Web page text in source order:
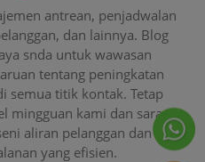
antrean, penjadwalan
dan lainnya. Blog
snda untuk wawasan
tentang peningkatan
semua titik kontak. Tetap
mingguan kami dan saran
aliran pelanggan dan
yang efisien.